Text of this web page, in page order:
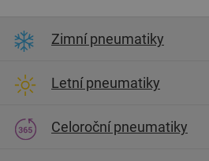
Zimní pneumatiky
Letní pneumatiky
Celoroční pneumatiky